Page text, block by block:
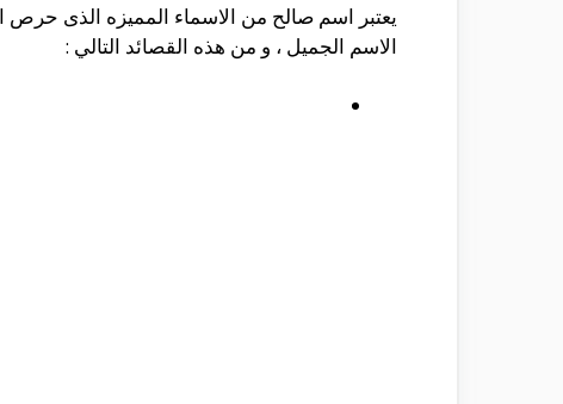
يعتبر اسم صالح من الاسماء المميزه الذى حرص
الاسم الجميل ، و من هذه القصائد التالي :